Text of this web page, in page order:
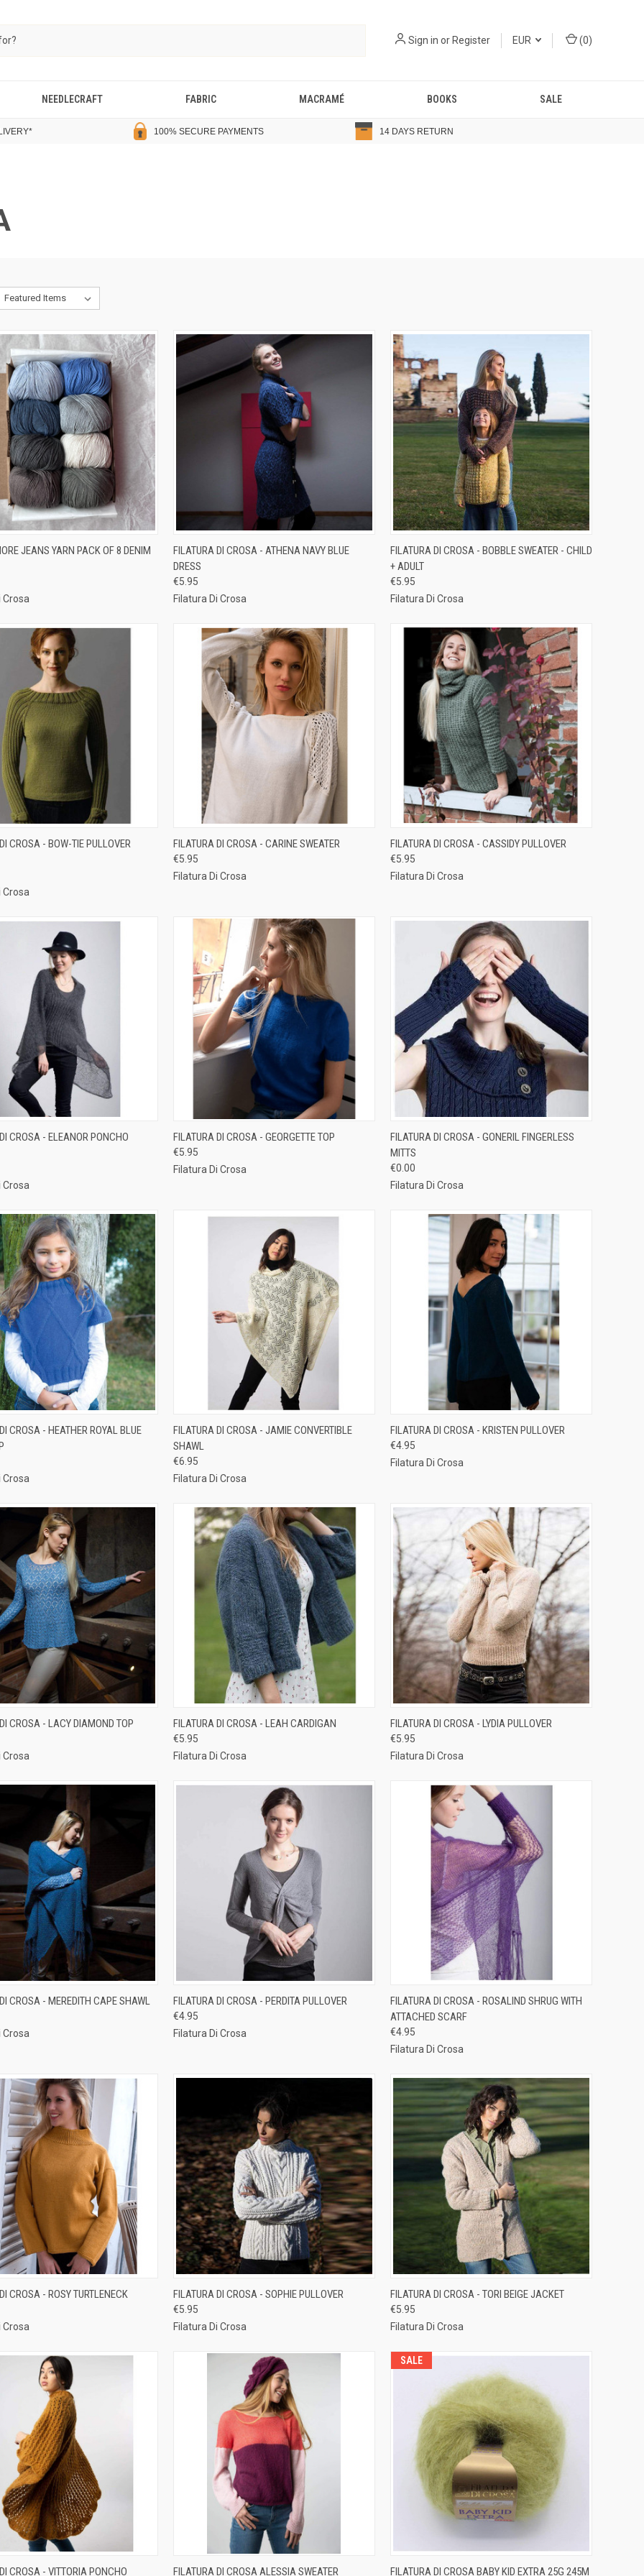
Sign in orRegister EUR (0)
NEEDLECRAFT FABRIC MACRAMÉ BOOKS SALE
* 100% SECURE PAYMENTS 14 DAYS RETURN
VIEW ADD TO CART
JEANS YARN PACK OF 8 DENIM
Crosa
QUICK VIEW ADD TO CART
Compare
FILATURA DI CROSA - ATHENA NAVY BLUE
DRESS
€5.95
Filatura Di Crosa
QUICK VIEW ADD TO CART
Compare
FILATURA DI CROSA - BOBBLE SWEATER - CHILD
+ ADULT
€5.95
Filatura Di Crosa
VIEW ADD TO CART
CROSA - BOW-TIE PULLOVER
Crosa
QUICK VIEW ADD TO CART
Compare
FILATURA DI CROSA - CARINE SWEATER
€5.95
Filatura Di Crosa
QUICK VIEW ADD TO CART
Compare
FILATURA DI CROSA - CASSIDY PULLOVER
€5.95
Filatura Di Crosa
VIEW ADD TO CART
CROSA - ELEANOR PONCHO
Crosa
QUICK VIEW ADD TO CART
Compare
FILATURA DI CROSA - GEORGETTE TOP
€5.95
Filatura Di Crosa
QUICK VIEW ADD TO CART
Compare
FILATURA DI CROSA - GONERIL FINGERLESS
MITTS
€0.00
Filatura Di Crosa
VIEW ADD TO CART
CROSA - HEATHER ROYAL BLUE
Crosa
QUICK VIEW ADD TO CART
Compare
FILATURA DI CROSA - JAMIE CONVERTIBLE
SHAWL
€6.95
Filatura Di Crosa
QUICK VIEW ADD TO CART
Compare
FILATURA DI CROSA - KRISTEN PULLOVER
€4.95
Filatura Di Crosa
VIEW ADD TO CART
CROSA - LACY DIAMOND TOP
Crosa
QUICK VIEW ADD TO CART
Compare
FILATURA DI CROSA - LEAH CARDIGAN
€5.95
Filatura Di Crosa
QUICK VIEW ADD TO CART
Compare
FILATURA DI CROSA - LYDIA PULLOVER
€5.95
Filatura Di Crosa
VIEW ADD TO CART
CROSA - MEREDITH CAPE SHAWL
Crosa
QUICK VIEW ADD TO CART
Compare
FILATURA DI CROSA - PERDITA PULLOVER
€4.95
Filatura Di Crosa
QUICK VIEW ADD TO CART
Compare
FILATURA DI CROSA - ROSALIND SHRUG WITH
ATTACHED SCARF
€4.95
Filatura Di Crosa
VIEW ADD TO CART
CROSA - ROSY TURTLENECK
Crosa
QUICK VIEW ADD TO CART
Compare
FILATURA DI CROSA - SOPHIE PULLOVER
€5.95
Filatura Di Crosa
QUICK VIEW ADD TO CART
Compare
FILATURA DI CROSA - TORI BEIGE JACKET
€5.95
Filatura Di Crosa
VIEW ADD TO CART
CROSA - VITTORIA PONCHO QUICK VIEW ADD TO CART
FILATURA DI CROSA ALESSIA SWEATER
SALE
QUICK VIEW VIEW OPTIONS
FILATURA DI CROSA BABY KID EXTRA 25G 245M